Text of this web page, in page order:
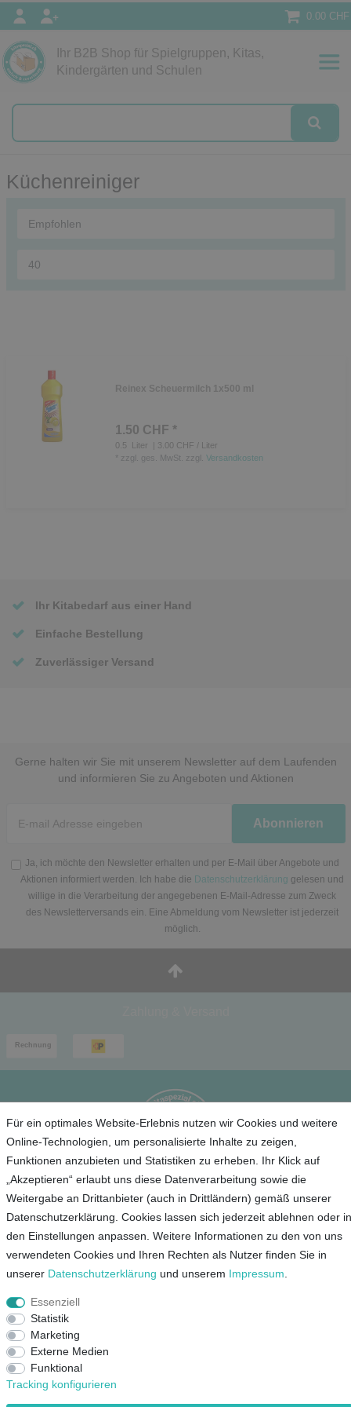
0.00 CHF
Ihr B2B Shop für Spielgruppen, Kitas,
Kindergärten und Schulen
Papeterie
Küchenreiniger
Reinex Scheuermilch 1x500 ml
1.50 CHF *
0.5 Liter
| 3.00 CHF / Liter
zzgl. ges. MwSt. zzgl. Versandkosten
Ihr Kitabedarf aus einer Hand
Einfache Bestellung
Zuverlässiger Versand
Gerne halten wir Sie mit unserem Newsletter auf dem Laufenden
und informieren Sie zu Angeboten und Aktionen
Honig
Abonnieren
Ja, ich möchte den Newsletter erhalten und per E-Mail über Angebote und
Aktionen informiert werden. Ich habe die Datenschutzerklärung gelesen und
willige in die Verarbeitung der angegebenen E-Mail-Adresse zum Zweck
des Newsletterversands ein. Eine Abmeldung vom Newsletter ist jederzeit
möglich.
Für ein optimales Website-Erlebnis nutzen wir Cookies und weitere
Online-Technologien, um personalisierte Inhalte zu zeigen,
Funktionen anzubieten und Statistiken zu erheben. Ihr Klick auf
„Akzeptieren“ erlaubt uns diese Datenverarbeitung sowie die
Weitergabe an Drittanbieter (auch in Drittländern) gemäß unserer
Datenschutzerklärung. Cookies lassen sich jederzeit ablehnen oder in
den Einstellungen anpassen. Weitere Informationen zu den von uns
verwendeten Cookies und Ihren Rechten als Nutzer finden Sie in
unserer Daten­schutz­erklärung und unserem Impressum
Essenziell
Statistik
Marketing
Externe Medien
Funktional
Tracking konfigurieren
Service
Unternehmen
Kontakt
AGB
Datenschutz
Impressum